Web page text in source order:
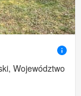
Województwo